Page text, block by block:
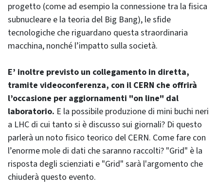
progetto (come ad esempio la connessione tra la fisica
subnucleare e la teoria del Big Bang), le sfide
tecnologiche che riguardano questa straordinaria
macchina, nonché l’impatto sulla società.
E’ inoltre previsto un collegamento in diretta,
tramite videoconferenza, con il CERN che offrirà
l’occasione per aggiornamenti "on line" dal
laboratorio. E la possibile produzione di mini buchi neri
a LHC di cui tanto si è discusso sui giornali? Di questo
parlerà un noto fisico teorico del CERN. Come fare con
l’enorme mole di dati che saranno raccolti? "Grid" è la
risposta degli scienziati e "Grid" sarà l'argomento che
chiuderà questo evento.